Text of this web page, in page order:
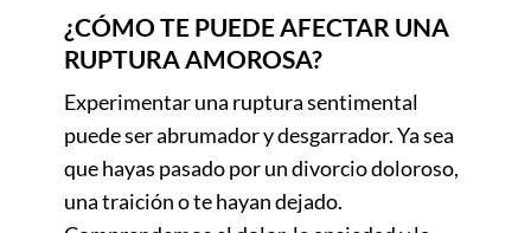
¿CÓMO TE PUEDE AFECTAR UNA
RUPTURA AMOROSA?
Experimentar una ruptura sentimental
puede ser abrumador y desgarrador. Ya sea
que hayas pasado por un divorcio doloroso,
una traición o te hayan dejado.